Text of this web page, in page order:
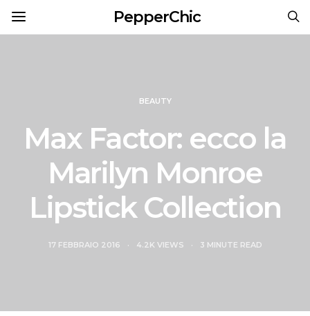
PepperChic
BEAUTY
Max Factor: ecco la
Marilyn Monroe
Lipstick Collection
17 FEBBRAIO 2016 4.2K VIEWS 3 MINUTE READ